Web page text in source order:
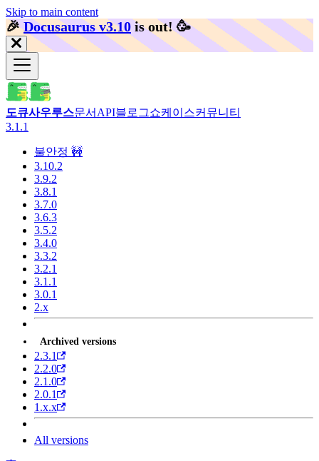
Skip to main content
🎉️Docusaurus v3.10 is out! 🥳️
도큐사우루스문서 API블로그쇼케이스커뮤니티
3.1.1
불안정 🚧
3.10.2
3.9.2
3.8.1
3.7.0
3.6.3
3.5.2
3.4.0
3.3.2
3.2.1
3.1.1
3.0.1
2.x
Archived versions
2.3.1
2.2.0
2.1.0
2.0.1
1.x.x
All versions